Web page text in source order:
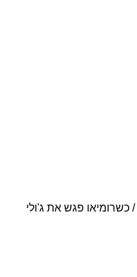
/ כשרומיאו פגש את ג'ולי